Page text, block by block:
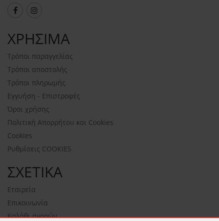
ΧΡΗΣΙΜΑ
Τρόποι παραγγελίας
Τρόποι αποστολής
Τρόποι πληρωμής
Εγγυήση - Επιστροφές
Όροι χρήσης
Πολιτική Απορρήτου και Cookies
Cookies
Ρυθμίσεις COOKIES
ΣΧΕΤΙΚΑ
Εταιρεία
Επικοινωνία
Καλάθι αγορών